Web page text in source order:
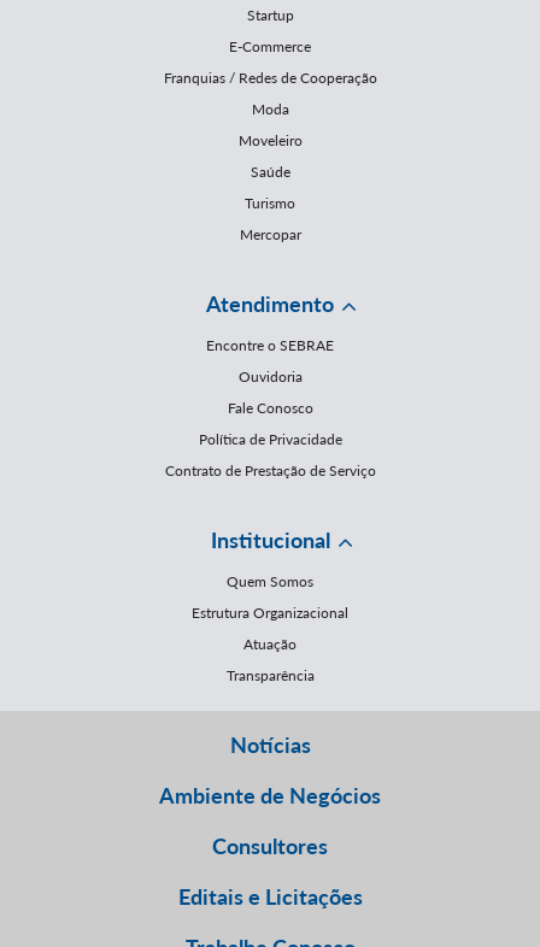
Startup
E-Commerce
Franquias / Redes de Cooperação
Moda
Moveleiro
Saúde
Turismo
Mercopar
Atendimento
Encontre o SEBRAE
Ouvidoria
Fale Conosco
Política de Privacidade
Contrato de Prestação de Serviço
Institucional
Quem Somos
Estrutura Organizacional
Atuação
Transparência
Notícias
Ambiente de Negócios
Consultores
Editais e Licitações